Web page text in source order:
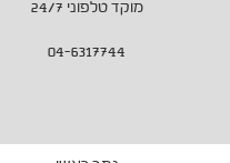
מוקד טלפוני 24/7
04-6317744